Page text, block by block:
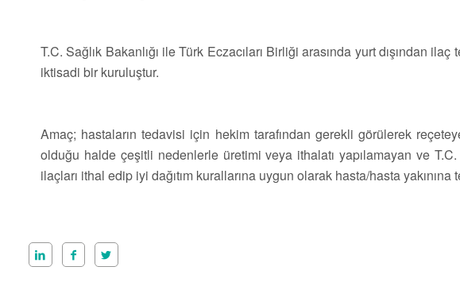
T.C. Sağlık Bakanlığı ile Türk Eczacıları Birliği arasında yurt dışından
iktisadi bir kuruluştur.
Amaç; hastaların tedavisi için hekim tarafından gerekli görülerek
olduğu halde çeşitli nedenlerle üretimi veya ithalatı yapılamayan ve
ilaçları ithal edip iyi dağıtım kurallarına uygun olarak hasta/hasta yakınına